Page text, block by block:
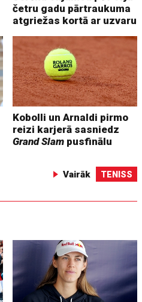
četru gadu pārtraukuma
atgriežas kortā ar uzvaru
Kobolli un Arnaldi pirmo
reizi karjerā sasniedz
Grand Slam pusfinālu
Vairāk TENISS